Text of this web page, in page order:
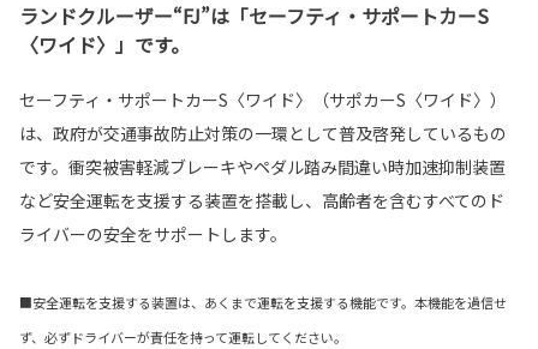
ランドクルーザー“FJ”は「セーフティ・サポートカーS
〈ワイド〉」です。
セーフティ・サポートカーS〈ワイド〉（サポカーS〈ワイド〉）
は、政府が交通事故防止対策の一環として普及啓発しているもの
です。衝突被害軽減ブレーキやペダル踏み間違い時加速抑制装置
など安全運転を支援する装置を搭載し、高齢者を含むすべてのド
ライバーの安全をサポートします。
■安全運転を支援する装置は、あくまで運転を支援する機能です。本機能を過信せ
ず、必ずドライバーが責任を持って運転してください。